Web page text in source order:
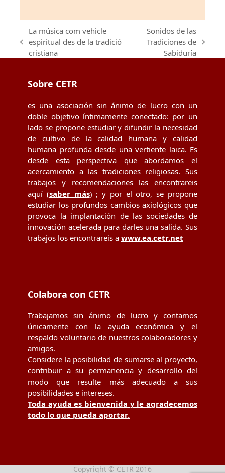
previous
post:
La música com vehicle
espiritual des de la tradició
cristiana
next
post:
Sonidos de las
Tradiciones de
Sabiduría
Sobre CETR
es una asociación sin ánimo de lucro con un
doble objetivo íntimamente conectado: por un
lado se propone estudiar y difundir la necesidad
de cultivo de la calidad humana y calidad
humana profunda desde una vertiente laica. Es
desde esta perspectiva que abordamos el
acercamiento a las tradiciones religiosas. Sus
trabajos y recomendaciones las encontrareis
aquí (saber más) ; y por el otro, se propone
estudiar los profundos cambios axiológicos que
provoca la implantación de las sociedades de
innovación acelerada para darles una salida. Sus
trabajos los encontrareis a www.ea.cetr.net
Colabora con CETR
Trabajamos sin ánimo de lucro y contamos
únicamente con la ayuda económica y el
respaldo voluntario de nuestros colaboradores y
amigos.
Considere la posibilidad de sumarse al proyecto,
contribuir a su permanencia y desarrollo del
modo que resulte más adecuado a sus
posibilidades e intereses.
Toda ayuda es bienvenida y le agradecemos
todo lo que pueda aportar.
Copyright © CETR 2016